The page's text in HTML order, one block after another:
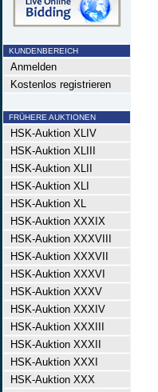
KUNDENBEREICH
Anmelden
Kostenlos registrieren
FRÜHERE AUKTIONEN
HSK-Auktion XLIV
HSK-Auktion XLIII
HSK-Auktion XLII
HSK-Auktion XLI
HSK-Auktion XL
HSK-Auktion XXXIX
HSK-Auktion XXXVIII
HSK-Auktion XXXVII
HSK-Auktion XXXVI
HSK-Auktion XXXV
HSK-Auktion XXXIV
HSK-Auktion XXXIII
HSK-Auktion XXXII
HSK-Auktion XXXI
HSK-Auktion XXX